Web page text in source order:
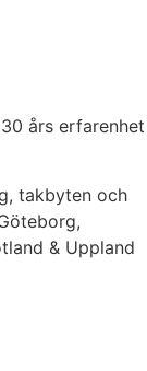
års erfarenhet
takbyten och
& Uppland